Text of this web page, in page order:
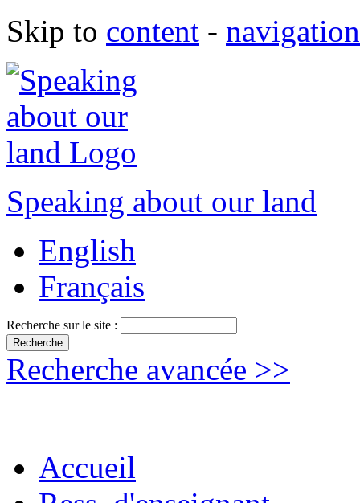
Skip to content - navigation
Speaking about our land
English
Français
Recherche sur le site :
Recherche avancée >>
Accueil